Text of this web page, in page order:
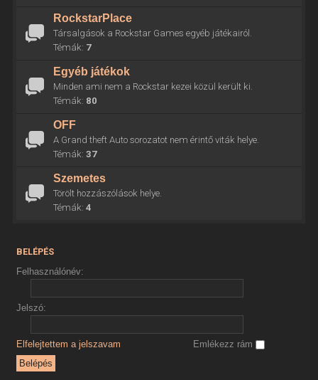
RockstarPlace
Társalgások a Rockstar Games egyéb játékairól.
Témák: 7
Egyéb játékok
Minden ami nem a Rockstar kezei közül került ki.
Témák: 80
OFF
A Grand theft Auto sorozatot nem érintő viták helye.
Témák: 37
Szemetes
Törölt hozzászólások helye.
Témák: 4
BELÉPÉS
Felhasználónév:
Jelszó:
Elfelejtettem a jelszavam Emlékezz rám